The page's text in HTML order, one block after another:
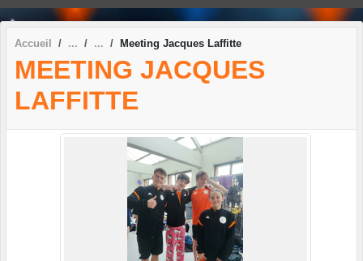
Accueil Meeting Jacques Laffitte
MEETING JACQUES
LAFFITTE